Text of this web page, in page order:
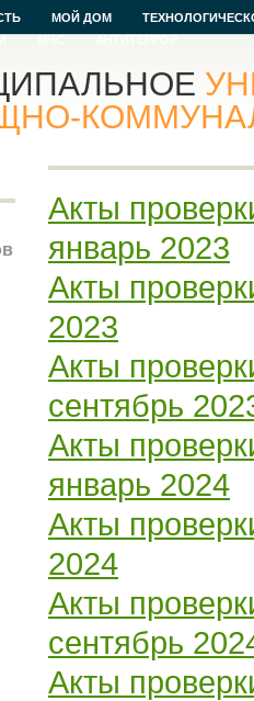
МОЙ ДОМ
МЧС АНТИТЕРРОР
Акты
январь 2023
Акты
2023
Акты
сентябрь
Акты
январь 2024
Акты
2024
Акты
сентябрь
Акты